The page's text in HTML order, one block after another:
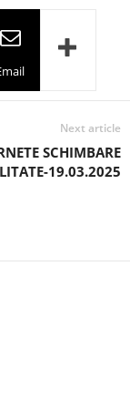
Next article
SCHIMBARE
19.03.2025